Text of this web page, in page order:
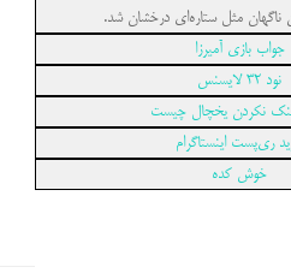
مثل ستاره‌ای درخشان شد.
جواب بازی آمیرزا
نود 32 لایسنس
نکردن یخچال چیست
ری‌پست اینستاگرام
خوش کده